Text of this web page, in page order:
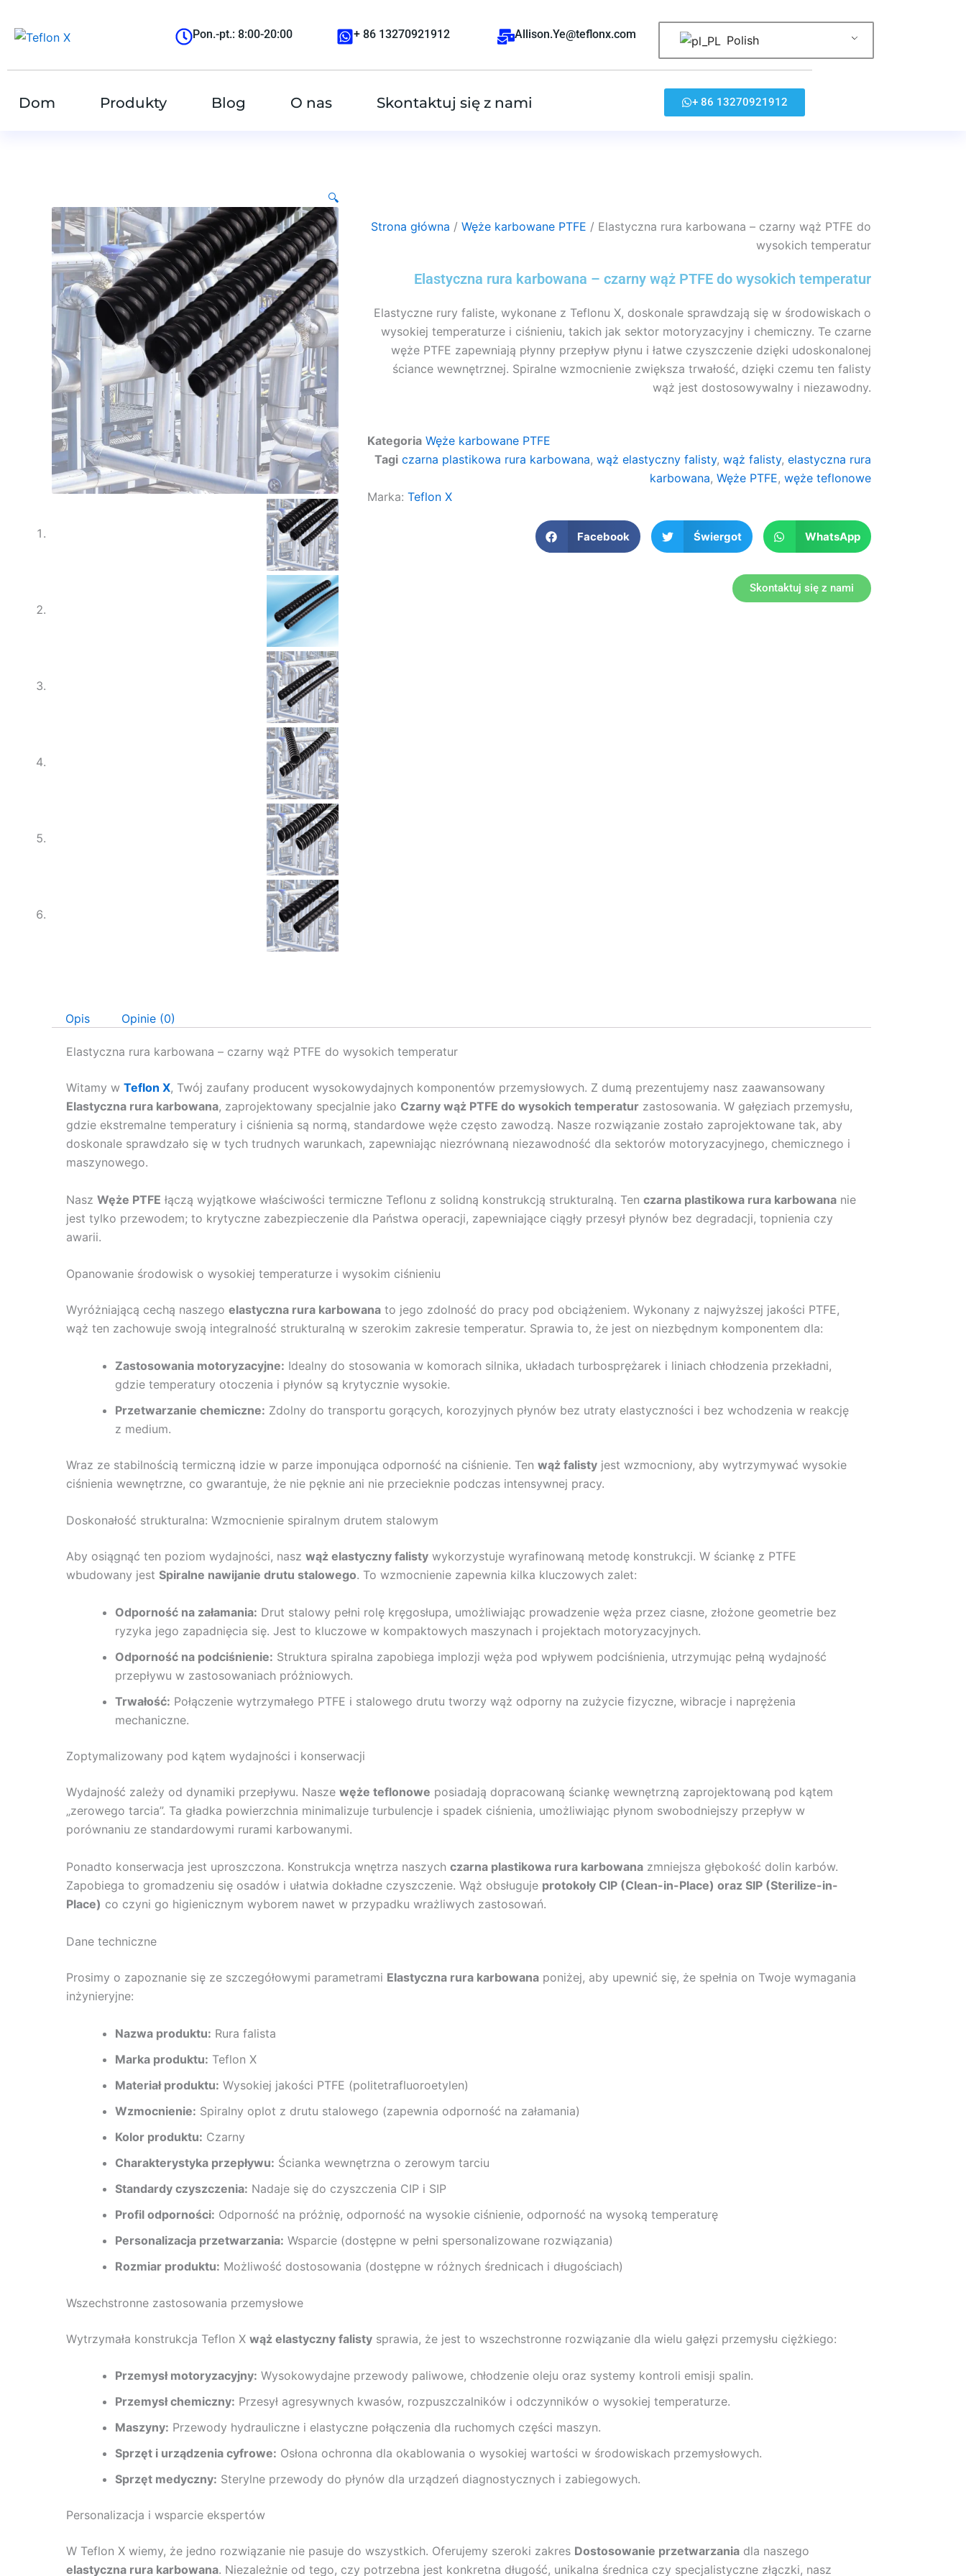
Pon.-pt.: 8:00-20:00 + 86 13270921912 Allison.Ye@teflonx.com Polish
Dom Produkty Blog O nas Skontaktuj się z nami + 86 13270921912
🔍
Strona główna / Węże karbowane PTFE / Elastyczna rura karbowana – czarny wąż PTFE do
wysokich temperatur
Elastyczna rura karbowana – czarny wąż PTFE do wysokich temperatur
Elastyczne rury faliste, wykonane z Teflonu X, doskonale sprawdzają się w środowiskach o
wysokiej temperaturze i ciśnieniu, takich jak sektor motoryzacyjny i chemiczny. Te czarne
węże PTFE zapewniają płynny przepływ płynu i łatwe czyszczenie dzięki udoskonalonej
ściance wewnętrznej. Spiralne wzmocnienie zwiększa trwałość, dzięki czemu ten falisty
wąż jest dostosowywalny i niezawodny.
Kategoria Węże karbowane PTFE
Tagi czarna plastikowa rura karbowana, wąż elastyczny falisty, wąż falisty, elastyczna rura
karbowana, Węże PTFE, węże teflonowe
Marka: Teflon X
Facebook Świergot WhatsApp
Skontaktuj się z nami
Opis Opinie (0)
Elastyczna rura karbowana – czarny wąż PTFE do wysokich temperatur
Witamy w Teflon X, Twój zaufany producent wysokowydajnych komponentów przemysłowych. Z dumą prezentujemy nasz zaawansowany
Elastyczna rura karbowana, zaprojektowany specjalnie jako Czarny wąż PTFE do wysokich temperatur zastosowania. W gałęziach przemysłu,
gdzie ekstremalne temperatury i ciśnienia są normą, standardowe węże często zawodzą. Nasze rozwiązanie zostało zaprojektowane tak, aby
doskonale sprawdzało się w tych trudnych warunkach, zapewniając niezrównaną niezawodność dla sektorów motoryzacyjnego, chemicznego i
maszynowego.
Nasz Węże PTFE łączą wyjątkowe właściwości termiczne Teflonu z solidną konstrukcją strukturalną. Ten czarna plastikowa rura karbowana nie
jest tylko przewodem; to krytyczne zabezpieczenie dla Państwa operacji, zapewniające ciągły przesył płynów bez degradacji, topnienia czy
awarii.
Opanowanie środowisk o wysokiej temperaturze i wysokim ciśnieniu
Wyróżniającą cechą naszego elastyczna rura karbowana to jego zdolność do pracy pod obciążeniem. Wykonany z najwyższej jakości PTFE,
wąż ten zachowuje swoją integralność strukturalną w szerokim zakresie temperatur. Sprawia to, że jest on niezbędnym komponentem dla:
Zastosowania motoryzacyjne: Idealny do stosowania w komorach silnika, układach turbosprężarek i liniach chłodzenia przekładni,
gdzie temperatury otoczenia i płynów są krytycznie wysokie.
Przetwarzanie chemiczne: Zdolny do transportu gorących, korozyjnych płynów bez utraty elastyczności i bez wchodzenia w reakcję
z medium.
Wraz ze stabilnością termiczną idzie w parze imponująca odporność na ciśnienie. Ten wąż falisty jest wzmocniony, aby wytrzymywać wysokie
ciśnienia wewnętrzne, co gwarantuje, że nie pęknie ani nie przecieknie podczas intensywnej pracy.
Doskonałość strukturalna: Wzmocnienie spiralnym drutem stalowym
Aby osiągnąć ten poziom wydajności, nasz wąż elastyczny falisty wykorzystuje wyrafinowaną metodę konstrukcji. W ściankę z PTFE
wbudowany jest Spiralne nawijanie drutu stalowego. To wzmocnienie zapewnia kilka kluczowych zalet:
Odporność na załamania: Drut stalowy pełni rolę kręgosłupa, umożliwiając prowadzenie węża przez ciasne, złożone geometrie bez
ryzyka jego zapadnięcia się. Jest to kluczowe w kompaktowych maszynach i projektach motoryzacyjnych.
Odporność na podciśnienie: Struktura spiralna zapobiega implozji węża pod wpływem podciśnienia, utrzymując pełną wydajność
przepływu w zastosowaniach próżniowych.
Trwałość: Połączenie wytrzymałego PTFE i stalowego drutu tworzy wąż odporny na zużycie fizyczne, wibracje i naprężenia
mechaniczne.
Zoptymalizowany pod kątem wydajności i konserwacji
Wydajność zależy od dynamiki przepływu. Nasze węże teflonowe posiadają dopracowaną ściankę wewnętrzną zaprojektowaną pod kątem
„zerowego tarcia”. Ta gładka powierzchnia minimalizuje turbulencje i spadek ciśnienia, umożliwiając płynom swobodniejszy przepływ w
porównaniu ze standardowymi rurami karbowanymi.
Ponadto konserwacja jest uproszczona. Konstrukcja wnętrza naszych czarna plastikowa rura karbowana zmniejsza głębokość dolin karbów.
Zapobiega to gromadzeniu się osadów i ułatwia dokładne czyszczenie. Wąż obsługuje protokoły CIP (Clean-in-Place) oraz SIP (Sterilize-in-
Place) co czyni go higienicznym wyborem nawet w przypadku wrażliwych zastosowań.
Dane techniczne
Prosimy o zapoznanie się ze szczegółowymi parametrami Elastyczna rura karbowana poniżej, aby upewnić się, że spełnia on Twoje wymagania
inżynieryjne:
Nazwa produktu: Rura falista
Marka produktu: Teflon X
Materiał produktu: Wysokiej jakości PTFE (politetrafluoroetylen)
Wzmocnienie: Spiralny oplot z drutu stalowego (zapewnia odporność na załamania)
Kolor produktu: Czarny
Charakterystyka przepływu: Ścianka wewnętrzna o zerowym tarciu
Standardy czyszczenia: Nadaje się do czyszczenia CIP i SIP
Profil odporności: Odporność na próżnię, odporność na wysokie ciśnienie, odporność na wysoką temperaturę
Personalizacja przetwarzania: Wsparcie (dostępne w pełni spersonalizowane rozwiązania)
Rozmiar produktu: Możliwość dostosowania (dostępne w różnych średnicach i długościach)
Wszechstronne zastosowania przemysłowe
Wytrzymała konstrukcja Teflon X wąż elastyczny falisty sprawia, że jest to wszechstronne rozwiązanie dla wielu gałęzi przemysłu ciężkiego:
Przemysł motoryzacyjny: Wysokowydajne przewody paliwowe, chłodzenie oleju oraz systemy kontroli emisji spalin.
Przemysł chemiczny: Przesył agresywnych kwasów, rozpuszczalników i odczynników o wysokiej temperaturze.
Maszyny: Przewody hydrauliczne i elastyczne połączenia dla ruchomych części maszyn.
Sprzęt i urządzenia cyfrowe: Osłona ochronna dla okablowania o wysokiej wartości w środowiskach przemysłowych.
Sprzęt medyczny: Sterylne przewody do płynów dla urządzeń diagnostycznych i zabiegowych.
Personalizacja i wsparcie ekspertów
W Teflon X wiemy, że jedno rozwiązanie nie pasuje do wszystkich. Oferujemy szeroki zakres Dostosowanie przetwarzania dla naszego
elastyczna rura karbowana. Niezależnie od tego, czy potrzebna jest konkretna długość, unikalna średnica czy specjalistyczne złączki, nasz